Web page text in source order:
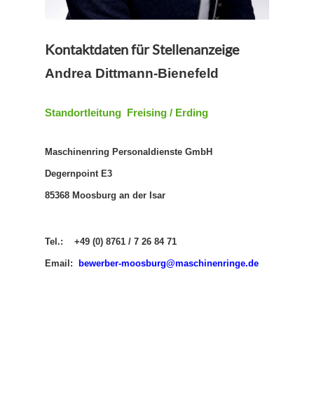
Kontaktdaten für Stellenanzeige
Andrea Dittmann-Bienefeld
Standortleitung Freising / Erding
Maschinenring Personaldienste GmbH
Degernpoint E3
85368 Moosburg an der Isar
Tel.: +49 (0) 8761 / 7 26 84 71
Email: bewerber-moosburg@maschinenringe.de